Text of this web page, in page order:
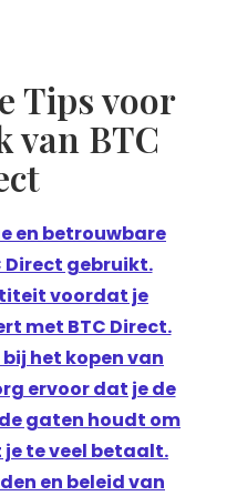
Tips voor
van BTC
en betrouwbare
Direct gebruikt.
voordat je
met BTC Direct.
het kopen van
ervoor dat je de
gaten houdt om
te veel betaalt.
en beleid van